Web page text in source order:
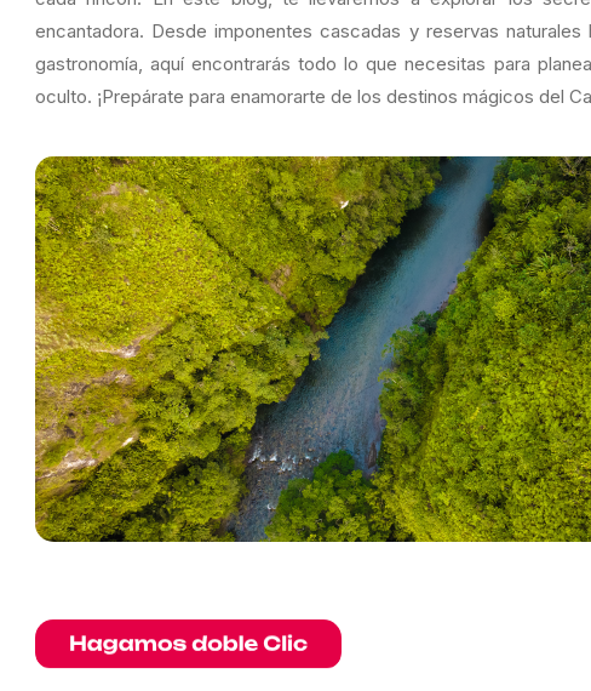
encantadora. Desde imponentes cascadas y reservas
gastronomía, aquí encontrarás todo lo que necesitas para
oculto. ¡Prepárate para enamorarte de los destinos mágicos del